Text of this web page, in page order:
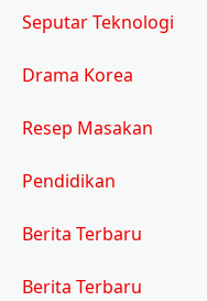
Seputar Teknologi
Drama Korea
Resep Masakan
Pendidikan
Berita Terbaru
Berita Terbaru